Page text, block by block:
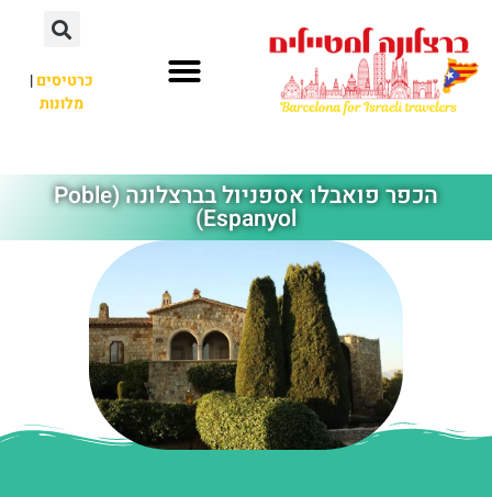
כרטיסים|
מלונות
הכפר פואבלו אספניול בברצלונה (Poble
Espanyol)